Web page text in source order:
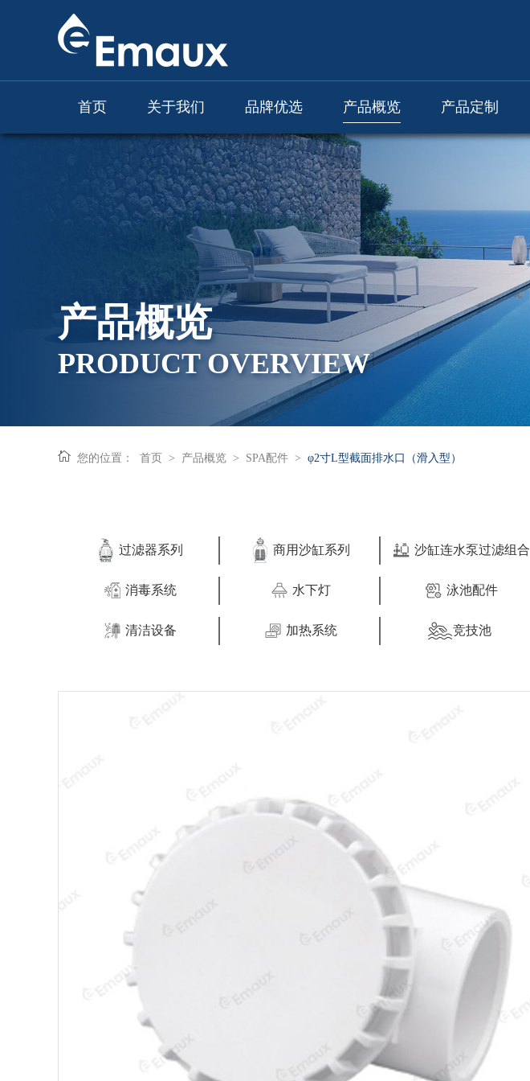
首页 关于我们 品牌优选 产品概览 产品定制
产品概览
PRODUCT OVERVIEW
您的位置： 首页 > 产品概览 > SPA配件 > φ2寸L型截面排水口（滑入型）
过滤器系列 商用沙缸系列 沙缸连水泵过滤组合
消毒系统 水下灯 泳池配件
清洁设备 加热系统 竞技池